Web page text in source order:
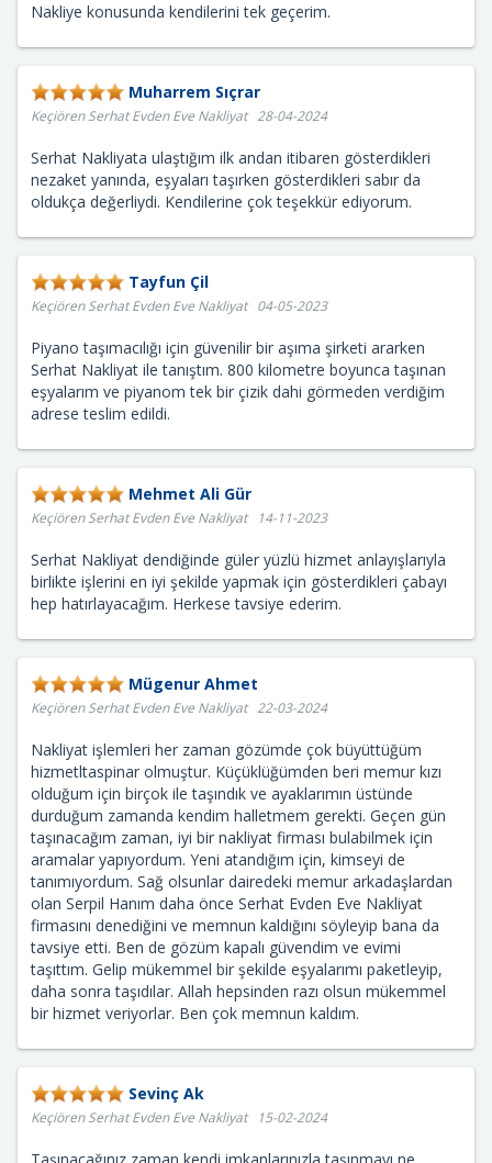
Nakliye konusunda kendilerini tek geçerim.
Muharrem Sıçrar
Keçiören Serhat Evden Eve Nakliyat 28-04-2024
Serhat Nakliyata ulaştığım ilk andan itibaren gösterdikleri
nezaket yanında, eşyaları taşırken gösterdikleri sabır da
oldukça değerliydi. Kendilerine çok teşekkür ediyorum.
Tayfun Çil
Keçiören Serhat Evden Eve Nakliyat 04-05-2023
Piyano taşımacılığı için güvenilir bir aşıma şirketi ararken
Serhat Nakliyat ile tanıştım. 800 kilometre boyunca taşınan
eşyalarım ve piyanom tek bir çizik dahi görmeden verdiğim
adrese teslim edildi.
Mehmet Ali Gür
Keçiören Serhat Evden Eve Nakliyat 14-11-2023
Serhat Nakliyat dendiğinde güler yüzlü hizmet anlayışlarıyla
birlikte işlerini en iyi şekilde yapmak için gösterdikleri çabayı
hep hatırlayacağım. Herkese tavsiye ederim.
Mügenur Ahmet
Keçiören Serhat Evden Eve Nakliyat 22-03-2024
Nakliyat işlemleri her zaman gözümde çok büyüttüğüm
hizmetltaspinar olmuştur. Küçüklüğümden beri memur kızı
olduğum için birçok ile taşındık ve ayaklarımın üstünde
durduğum zamanda kendim halletmem gerekti. Geçen gün
taşınacağım zaman, iyi bir nakliyat firması bulabilmek için
aramalar yapıyordum. Yeni atandığım için, kimseyi de
tanımıyordum. Sağ olsunlar dairedeki memur arkadaşlardan
olan Serpil Hanım daha önce Serhat Evden Eve Nakliyat
firmasını denediğini ve memnun kaldığını söyleyip bana da
tavsiye etti. Ben de gözüm kapalı güvendim ve evimi
taşıttım. Gelip mükemmel bir şekilde eşyalarımı paketleyip,
daha sonra taşıdılar. Allah hepsinden razı olsun mükemmel
bir hizmet veriyorlar. Ben çok memnun kaldım.
Sevinç Ak
Keçiören Serhat Evden Eve Nakliyat 15-02-2024